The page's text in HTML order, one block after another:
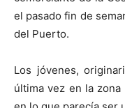
el pasado fin de
del Puerto.
Los jóvenes,
última vez en la